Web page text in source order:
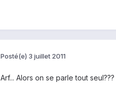
Posté(e) 3 juillet 2011
Arf... Alors on se parle tout seul???